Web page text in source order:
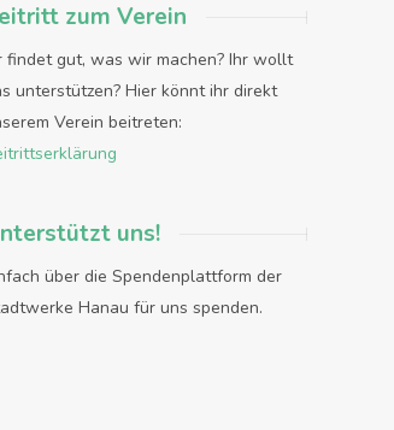
zum Verein
findet gut, was wir machen? Ihr wollt
unterstützen? Hier könnt ihr direkt
Verein beitreten:
uns!
über die Spendenplattform der
Hanau für uns spenden.